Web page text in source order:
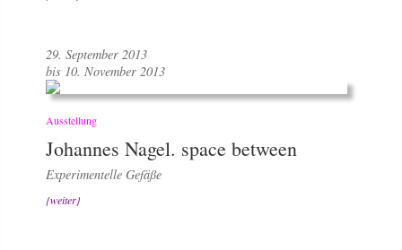
29. September 2013
bis 10. November 2013
Ausstellung
Johannes Nagel. space between
Experimentelle Gefäße
{weiter}